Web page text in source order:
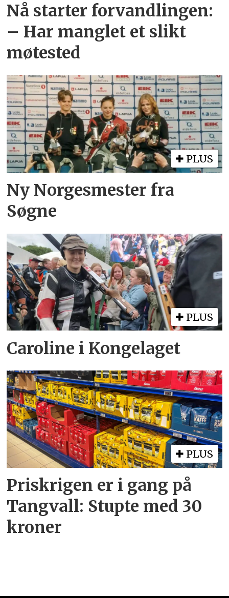
Nå starter forvandlingen:
– Har manglet et slikt
møtested
PLUS
Ny Norgesmester fra
Søgne
PLUS
Caroline i Kongelaget
PLUS
Priskrigen er i gang på
Tangvall: Stupte med 30
kroner